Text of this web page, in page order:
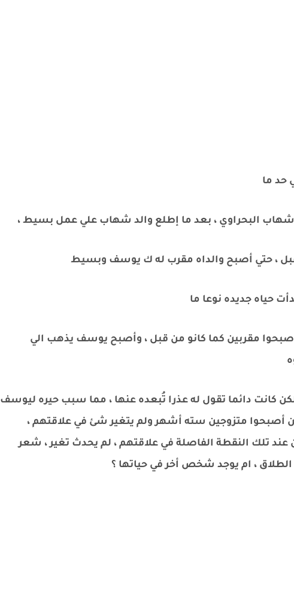
حد ما
البحراوي ، بعد ما إطلع والد شهاب علي عمل بسيط ،
، حتي أصبح والداه مقرب له ك يوسف وبسيط
حياه جديده نوعا ما
مقربين كما كانو من قبل ، وأصبح يوسف يذهب الي
كانت دائما تقول له عذرا تُبعده عنها ، مما سبب حيره ليوسف
أصبحوا متزوجين سته أشهر ولم يتغير شئ في علاقتهم ،
عند تلك النقطة الفاصلة في علاقتهم ، لم يحدث تغير ، شعر
، ام يوجد شخص أخر في حياتها ؟